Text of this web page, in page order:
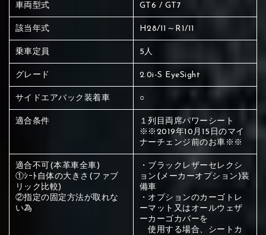
赤く塗られている場所を選択
ください
メイン生地は下記16種類からご選択ください。
赤く塗られている部分にカラ
車両型式 GT6 / GT7
該当年式 H28/11～R1/11
乗車定員 5人
グレード 2.0i-S EyeSight
サイドエアバック装着車 ○
適合条件
１列目両席パワーシート
※※2019年10月15日のマイ
ナーチェンジ前のお車※※
適合不可(本革車全車)
①ｼｰﾄ自体の大きさ(ファブ
リック比較)
②指定の固定方法が取れな
い為
・ブラックレザーセレクシ
ョン(メーカーオプション)装
備車
・オプションのカーゴトレ
ーマット又はオールウェザ
ーカーゴカバーを
使用する場合、シートカ